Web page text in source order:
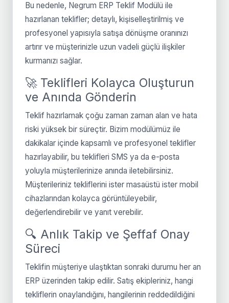
Bu nedenle, Negrum ERP Teklif Modülü ile
hazırlanan teklifler; detaylı, kişiselleştirilmiş ve
profesyonel yapısıyla satışa dönüşme oranınızı
artırır ve müşterinizle uzun vadeli güçlü ilişkiler
kurmanızı sağlar.
🚀 Teklifleri Kolayca Oluşturun
ve Anında Gönderin
Teklif hazırlamak çoğu zaman zaman alan ve hata
riski yüksek bir süreçtir. Bizim modülümüz ile
dakikalar içinde kapsamlı ve profesyonel teklifler
hazırlayabilir, bu teklifleri SMS ya da e-posta
yoluyla müşterilerinize anında iletebilirsiniz.
Müşterileriniz tekliflerini ister masaüstü ister mobil
cihazlarından kolayca görüntüleyebilir,
değerlendirebilir ve yanıt verebilir.
🔍 Anlık Takip ve Şeffaf Onay
Süreci
Teklifin müşteriye ulaştıktan sonraki durumu her an
ERP üzerinden takip edilir. Satış ekipleriniz, hangi
tekliflerin onaylandığını, hangilerinin reddedildiğini